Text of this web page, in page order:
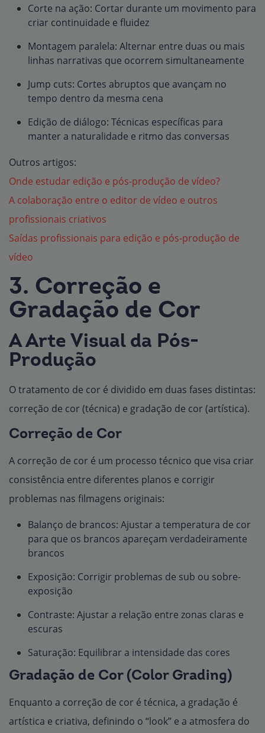
Corte na ação: Cortar durante um movimento para
criar continuidade e fluidez
Montagem paralela: Alternar entre duas ou mais
linhas narrativas que ocorrem simultaneamente
Jump cuts: Cortes abruptos que avançam no
tempo dentro da mesma cena
Edição de diálogo: Técnicas específicas para
manter a naturalidade e ritmo das conversas
Outros artigos:
Onde estudar edição e pós-produção de vídeo?
A colaboração entre o editor de vídeo e outros
profissionais criativos
Saídas profissionais para edição e pós-produção de
vídeo
3. Correção e
Gradação de Cor
A Arte Visual da Pós-
Produção
O tratamento de cor é dividido em duas fases distintas:
correção de cor (técnica) e gradação de cor (artística).
Correção de Cor
A correção de cor é um processo técnico que visa criar
consistência entre diferentes planos e corrigir
problemas nas filmagens originais:
Balanço de brancos: Ajustar a temperatura de cor
para que os brancos apareçam verdadeiramente
brancos
Exposição: Corrigir problemas de sub ou sobre-
exposição
Contraste: Ajustar a relação entre zonas claras e
escuras
Saturação: Equilibrar a intensidade das cores
Gradação de Cor (Color Grading)
Enquanto a correção de cor é técnica, a gradação é
artística e criativa, definindo o “look” e a atmosfera do